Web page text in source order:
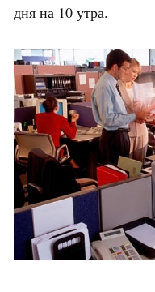
дня на 10 утра.